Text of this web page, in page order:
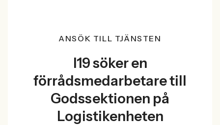
ANSÖK TILL TJÄNSTEN
I19 söker en
förrådsmedarbetare till
Godssektionen på
Logistikenheten